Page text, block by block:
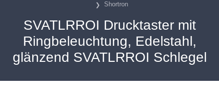
Shortron
SVATLRROI Drucktaster mit
Ringbeleuchtung, Edelstahl,
glänzend SVATLRROI Schlegel